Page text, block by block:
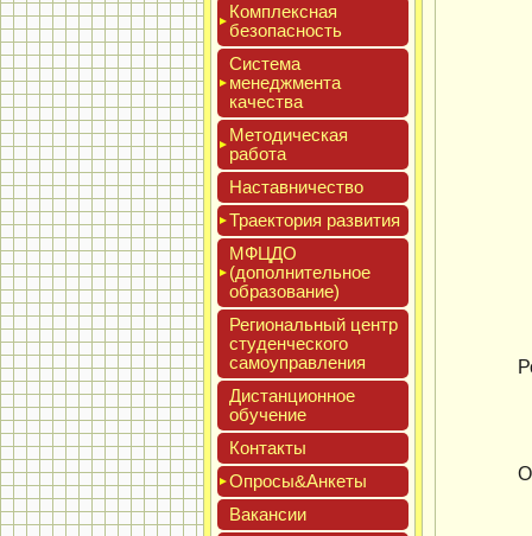
Ком­плексная
бе­зопас­ность
Сис­те­ма
ме­нед­жмен­та
ка­чес­тва
Мето­дичес­кая
ра­бота
Нас­тавни­чес­тво
Тра­ек­то­рия раз­ви­тия
МФЦДО
(до­пол­ни­тель­ное
об­ра­зова­ние)
Реги­ональ­ный центр
сту­ден­ческо­го
са­мо­уп­равле­ния
Дис­танци­он­ное
обу­чение
Кон­такты
Опро­сы&Анке­ты
Вакан­сии